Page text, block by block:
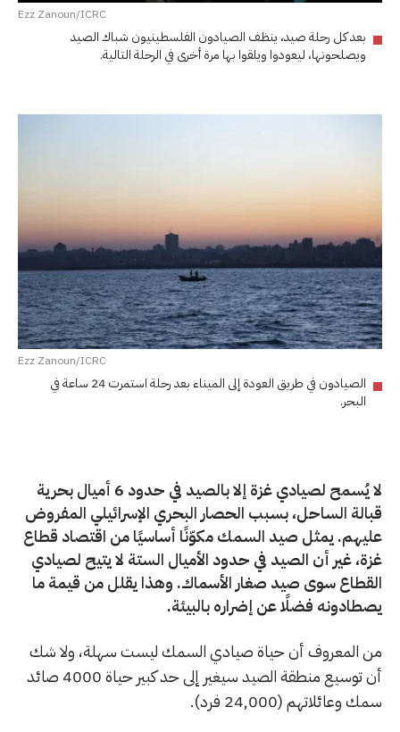
Ezz Zanoun/ICRC
بعد كل رحلة صيد، ينظف الصيادون الفلسطينيون شباك الصيد
ويصلحونها، ليعودوا ويلقوا بها مرة أخرى في الرحلة التالية.
Ezz Zanoun/ICRC
الصيادون في طريق العودة إلى الميناء بعد رحلة استمرت 24 ساعة في
البحر.
لا يُسمح لصيادي غزة إلا بالصيد في حدود 6 أميال بحرية
قبالة الساحل، بسبب الحصار البحري الإسرائيلي المفروض
عليهم. يمثل صيد السمك مكوّنًا أساسيًا من اقتصاد قطاع
غزة، غير أن الصيد في حدود الأميال الستة لا يتيح لصيادي
القطاع سوى صيد صغار الأسماك. وهذا يقلل من قيمة ما
يصطادونه فضلًا عن إضراره بالبيئة.
من المعروف أن حياة صيادي السمك ليست سهلة، ولا شك
أن توسيع منطقة الصيد سيغير إلى حد كبير حياة 4000 صائد
سمك وعائلاتهم (24,000 فرد).